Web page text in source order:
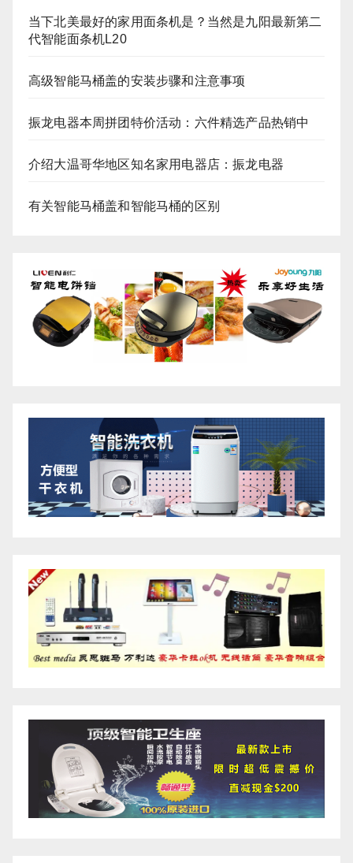
当下北美最好的家用面条机是？当然是九阳最新第二
代智能面条机L20
高级智能马桶盖的安装步骤和注意事项
振龙电器本周拼团特价活动：六件精选产品热销中
介绍大温哥华地区知名家用电器店：振龙电器
有关智能马桶盖和智能马桶的区别